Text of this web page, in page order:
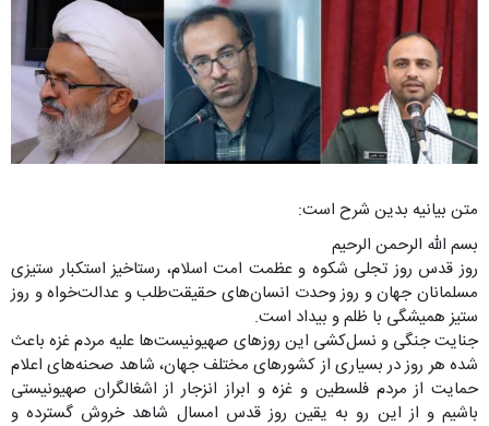
متن بیانیه بدین شرح است:
بسم الله الرحمن الرحیم
روز قدس روز تجلی شکوه و عظمت امت اسلام، رستاخیز استکبار ستیزی
مسلمانان جهان و روز وحدت انسان‌های حقیقت‌طلب و عدالت‌خواه و روز
ستیز همیشگی با ظلم و بیداد است.
جنایت جنگی و نسل‌کشی این روزهای صهیونیست‌ها علیه مردم غزه باعث
شده هر روز در بسیاری از کشورهای مختلف جهان، شاهد صحنه‌‌های اعلام‌
حمایت‌ از مردم‌ فلسطین‌ و غزه و ابراز انزجار از اشغالگران‌ صهیونیستی
باشیم و از این رو به یقین روز قدس امسال شاهد خروش گسترده و